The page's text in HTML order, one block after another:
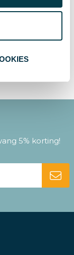
5% korting!